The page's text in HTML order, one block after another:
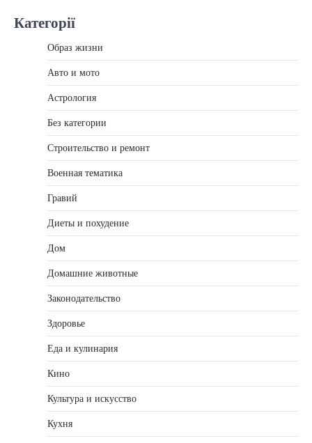
Категорії
Образ жизни
Авто и мото
Астрология
Без категории
Строительство и ремонт
Военная тематика
Гравий
Диеты и похудение
Дом
Домашние животные
Законодательство
Здоровье
Еда и кулинария
Кино
Культура и искусство
Кухня